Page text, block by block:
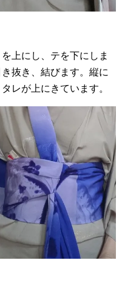
上にし、テを下にしま
抜き、結びます。縦に
レが上にきています。